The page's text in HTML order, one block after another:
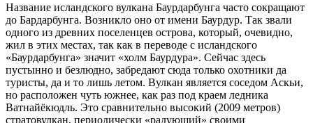
Название исландского вулкана Баурдарбунга часто сокращают
до Бардарбунга. Возникло оно от имени Баурдур. Так звали
одного из древних поселенцев острова, который, очевидно,
жил в этих местах, так как в переводе с исландского
«Баурдарбунга» значит «холм Баурдура». Сейчас здесь
пустынно и безлюдно, забредают сюда только охотники да
туристы, да и то лишь летом. Вулкан является соседом Аскьи,
но расположен чуть южнее, как раз под краем ледника
Ватнайёкюдль. Это сравнительно высокий (2009 метров)
стратовулкан, периодически «радующий» своими